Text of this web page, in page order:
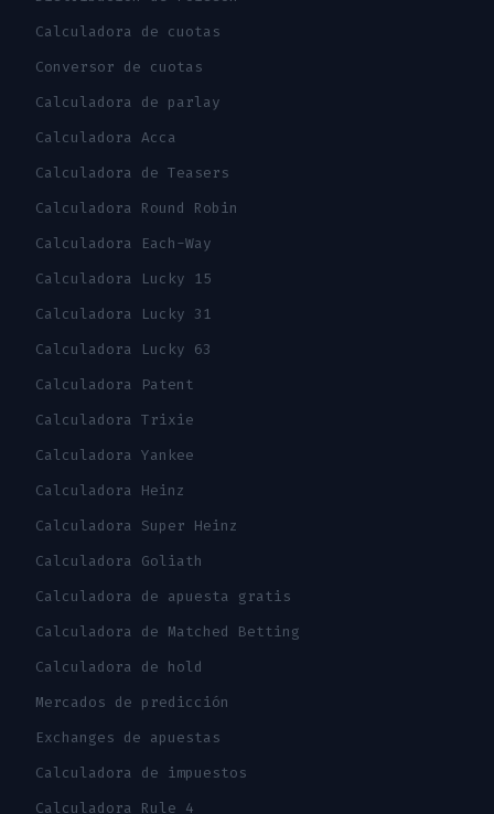
Calculadora de cuotas
Conversor de cuotas
Calculadora de parlay
Calculadora Acca
Calculadora de Teasers
Calculadora Round Robin
Calculadora Each-Way
Calculadora Lucky 15
Calculadora Lucky 31
Calculadora Lucky 63
Calculadora Patent
Calculadora Trixie
Calculadora Yankee
Calculadora Heinz
Calculadora Super Heinz
Calculadora Goliath
Calculadora de apuesta gratis
Calculadora de Matched Betting
Calculadora de hold
Mercados de predicción
Exchanges de apuestas
Calculadora de impuestos
Calculadora Rule 4